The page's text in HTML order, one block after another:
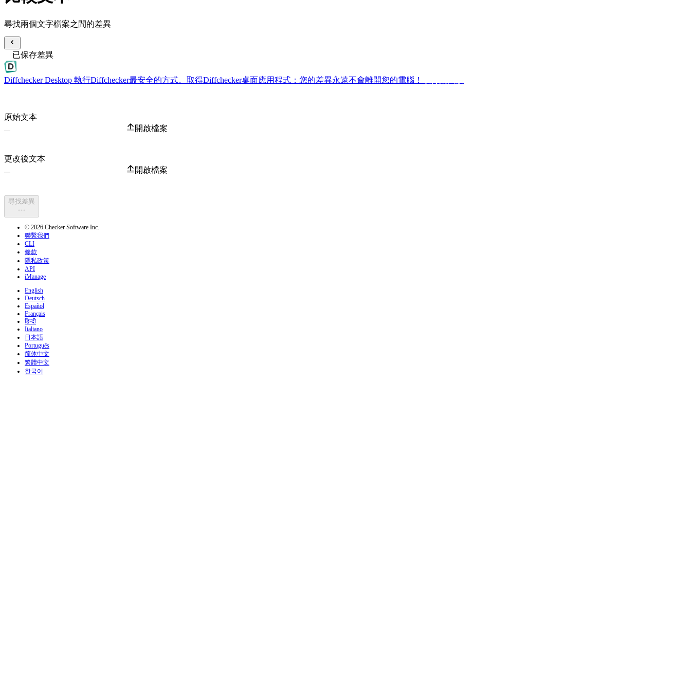
尋找兩個文字檔案之間的差異
已保存差異
Diffchecker Desktop 執行Diffchecker最安全的方式。取得Diffchecker桌面應用程式：您的差異永遠不會離開您的電腦！
原始文本
開啟檔案
更改後文本
開啟檔案
尋找差異
© 2026 Checker Software Inc.
聯繫我們
CLI
條款
隱私政策
API
iManage
English
Deutsch
Español
Français
हिन्दी
Italiano
日本語
Português
简体中文
繁體中文
한국어